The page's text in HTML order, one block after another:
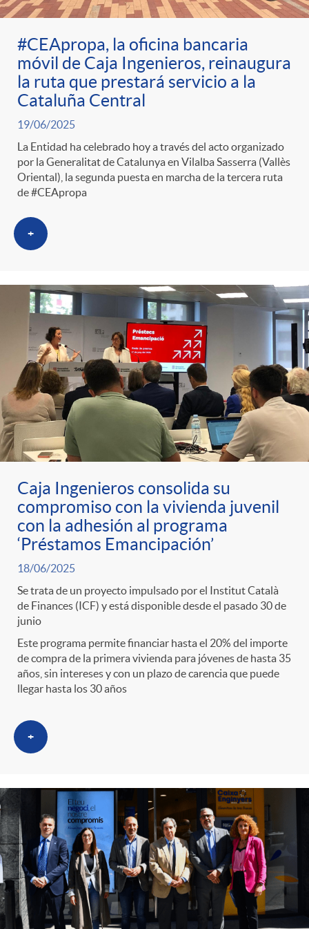
r
a
S
a
l
a
e
p
r
e
n
s
a
n
p
o
r
c
e
g
o
r
í
a
s
e
n
i
d
o
l
a
F
i
l
t
r
o
C
a
t
e
l
i
c
a
d
o
r
e
c
o
n
t
e
n
i
d
o
s
#CEApropa, la oficina bancaria
móvil de Caja Ingenieros, reinaugura
la ruta que prestará servicio a la
Cataluña Central
19/06/2025
La Entidad ha celebrado hoy a través del acto organizado
por la Generalitat de Catalunya en Vilalba Sasserra (Vallès
Oriental), la segunda puesta en marcha de la tercera ruta
de #CEApropa
+
Caja Ingenieros consolida su
compromiso con la vivienda juvenil
con la adhesión al programa
‘Préstamos Emancipación’
18/06/2025
Se trata de un proyecto impulsado por el Institut Català
de Finances (ICF) y está disponible desde el pasado 30 de
junio
Este programa permite financiar hasta el 20% del importe
de compra de la primera vivienda para jóvenes de hasta 35
años, sin intereses y con un plazo de carencia que puede
llegar hasta los 30 años
+